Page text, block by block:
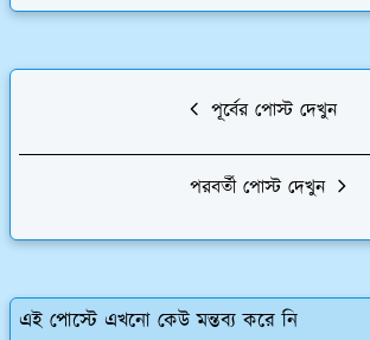
পূর্বের পোস্ট দেখুন
পরবর্তী পোস্ট দেখুন
এই পোস্টে এখনো কেউ মন্তব্য করে নি